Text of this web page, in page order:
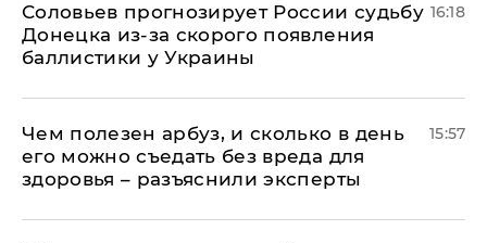
Соловьев прогнозирует России судьбу
Донецка из-за скорого появления
баллистики у Украины
16:18
Чем полезен арбуз, и сколько в день
его можно съедать без вреда для
здоровья – разъяснили эксперты
15:57